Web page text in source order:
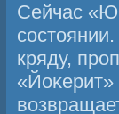
Сейчас
кряду,